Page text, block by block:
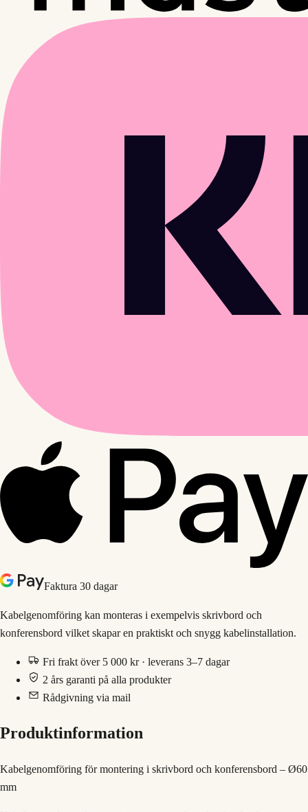
Faktura 30 dagar
Kabelgenomföring kan monteras i exempelvis skrivbord och
konferensbord vilket skapar en praktiskt och snygg kabelinstallation.
Fri frakt över 5 000 kr · leverans 3–7 dagar
2 års garanti på alla produkter
Rådgivning via mail
Produktinformation
Kabelgenomföring för montering i skrivbord och konferensbord – Ø60
mm